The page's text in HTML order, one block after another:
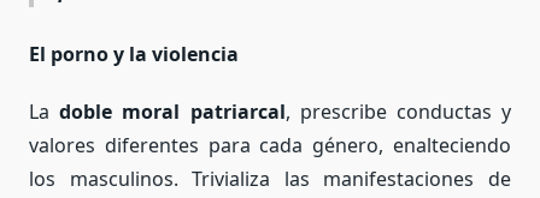
El porno y la violencia
Ladoble moral patriarcal, prescribe conductas y
valores diferentes para cada género, enalteciendo
los masculinos. Trivializa las manifestaciones de